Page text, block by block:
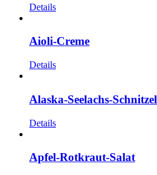
Details
Aioli-Creme
Details
Alaska-Seelachs-Schnitzel
Details
Apfel-Rotkraut-Salat